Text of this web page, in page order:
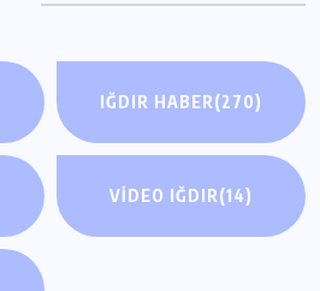
IĞDIR HABER(270)
VIDEO IĞDIR(14)